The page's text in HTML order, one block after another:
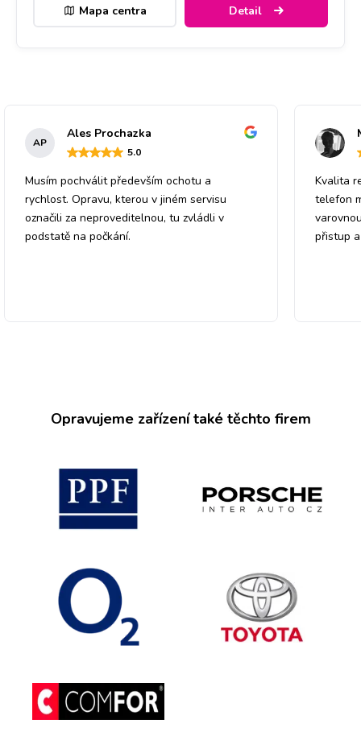
Mapa centra Detail
AP
Ales Prochazka
5.0
Musím pochválit především ochotu a
rychlost. Opravu, kterou v jiném servisu
označili za neproveditelnou, tu zvládli v
podstatě na počkání.
Kvalita
telefon
přistup
Opravujeme zařízení také těchto firem